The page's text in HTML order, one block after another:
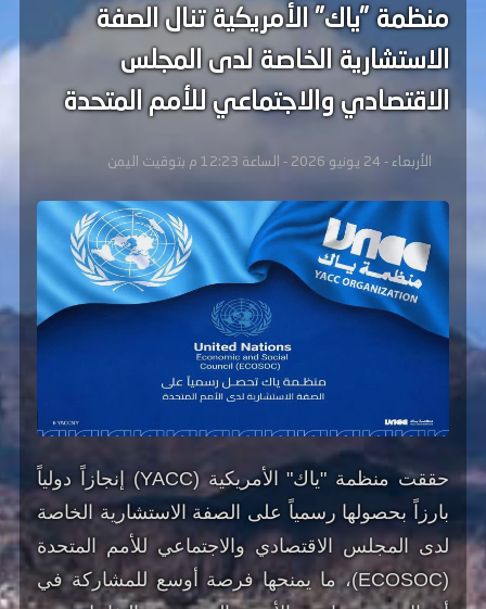
منظمة "ياك" الأمريكية تنال الصفة
الاستشارية الخاصة لدى المجلس
الاقتصادي والاجتماعي للأمم المتحدة
الأربعاء - 24 يونيو 2026 - الساعة 12:23 م بتوقيت اليمن
حققت منظمة "ياك" الأمريكية (YACC) إنجازاً دولياً
بارزاً بحصولها رسمياً على الصفة الاستشارية الخاصة
لدى المجلس الاقتصادي والاجتماعي للأمم المتحدة
(ECOSOC)، ما يمنحها فرصة أوسع للمشاركة في